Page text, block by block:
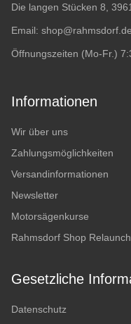
Die langen Stücken 8,
Email: shop@rahmsdorf.de
Öffnungszeiten (Mo-Fr.)
Informationen
Wir über uns
Zahlungsmöglichkeiten
Versandinformationen
Newsletter
Motorsägenkurse
Rahmsdorf Shop
Gesetzliche
Datenschutz